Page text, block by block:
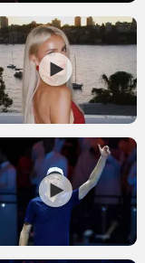
רשיון להקרנה
הצטרפות לחבילת
לוח דרושים –
תגיות
המגזין